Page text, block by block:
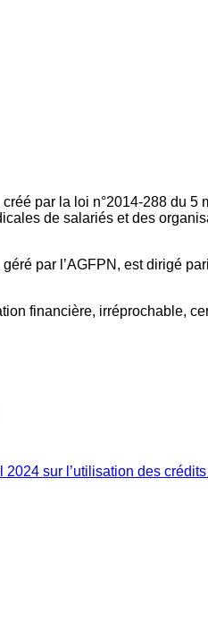
par la loi n°2014-288 du
de salariés et des
par l’AGFPN, est dirigé
financière, irréprochable,
2024 sur l’utilisation des